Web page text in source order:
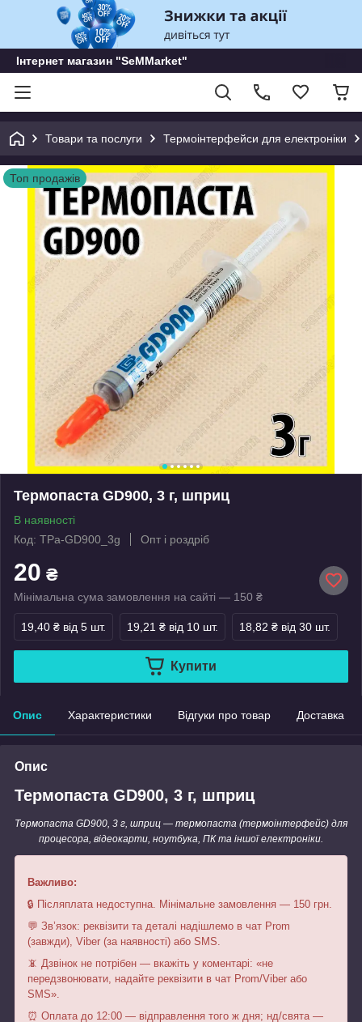
Інтернет магазин "SeMMarket"
Товари та послуги Термоінтерфейси для електроніки
Топ продажів
Термопаста GD900, 3 г, шприц
В наявності
Код: TPa-GD900_3g
Опт і роздріб
20 ₴
Мінімальна сума замовлення на сайті — 150 ₴
19,40 ₴ від 5 шт. 19,21 ₴ від 10 шт. 18,82 ₴ від 30 шт.
Купити
Опис Характеристики Відгуки про товар Доставка
Опис
Термопаста GD900, 3 г, шприц
Термопаста GD900, 3 г, шприц — термопаста (термоінтерфейс) для
процесора, відеокарти, ноутбука, ПК та іншої електроніки.
Важливо:
🔒 Післяплата недоступна. Мінімальне замовлення — 150 грн.
💬 Зв’язок: реквізити та деталі надішлемо в чат Prom
(завжди), Viber (за наявності) або SMS.
📵 Дзвінок не потрібен — вкажіть у коментарі: «не
передзвонювати, надайте реквізити в чат Prom/Viber або
SMS».
⏰ Оплата до 12:00 — відправлення того ж дня; нд/свята —